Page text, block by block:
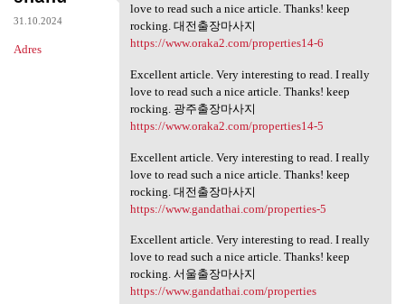
31.10.2024
Adres
Excellent article. Very
love to read such a nice article. Thanks! keep
rocking. 대전출장마사지
https://www.oraka2.com/properties14-6
Excellent article. Very interesting to read. I really
love to read such a nice article. Thanks! keep
rocking. 광주출장마사지
https://www.oraka2.com/properties14-5
Excellent article. Very interesting to read. I really
love to read such a nice article. Thanks! keep
rocking. 대전출장마사지
https://www.gandathai.com/properties-5
Excellent article. Very interesting to read. I really
love to read such a nice article. Thanks! keep
rocking. 서울출장마사지
https://www.gandathai.com/properties